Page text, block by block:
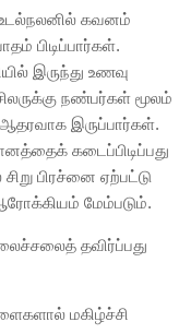
உடல்நலனில் கவனம்
பிடிப்பார்கள்.
இருந்து உணவு
நண்பர்கள் மூலம்
இருப்பார்கள்.
கடைப்பிடிப்பது
பிரச்னை ஏற்பட்டு
மேம்படும்.
தவிர்ப்பது
மகிழ்ச்சி